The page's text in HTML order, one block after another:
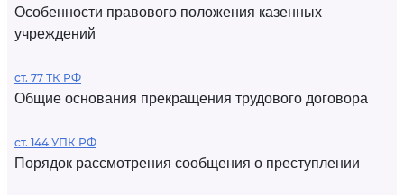
Особенности правового положения казенных
учреждений
ст. 77 ТК РФ
Общие основания прекращения трудового договора
ст. 144 УПК РФ
Порядок рассмотрения сообщения о преступлении